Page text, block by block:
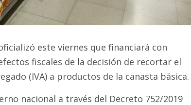
este viernes que financiará con
fiscales de la decisión de recortar el
(IVA) a productos de la canasta básica.
nacional a través del Decreto 752/2019